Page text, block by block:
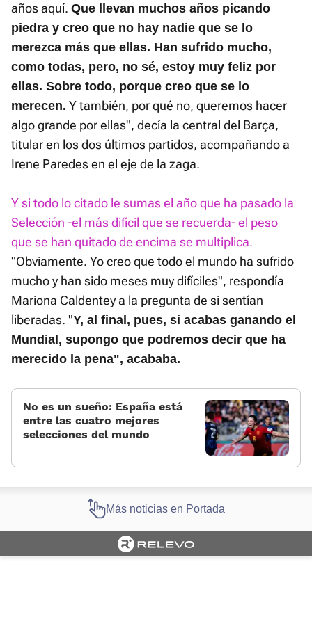
años aquí. Que llevan muchos años picando
piedra y creo que no hay nadie que se lo
merezca más que ellas. Han sufrido mucho,
como todas, pero, no sé, estoy muy feliz por
ellas. Sobre todo, porque creo que se lo
merecen. Y también, por qué no, queremos hacer
algo grande por ellas", decía la central del Barça,
titular en los dos últimos partidos, acompañando a
Irene Paredes en el eje de la zaga.
Y si todo lo citado le sumas el año que ha pasado la
Selección -el más difícil que se recuerda- el peso
que se han quitado de encima se multiplica.
"Obviamente. Yo creo que todo el mundo ha sufrido
mucho y han sido meses muy difíciles", respondía
Mariona Caldentey a la pregunta de si sentían
liberadas. "Y, al final, pues, si acabas ganando el
Mundial, supongo que podremos decir que ha
merecido la pena", acababa.
No es un sueño: España está
entre las cuatro mejores
selecciones del mundo
Más noticias en Portada